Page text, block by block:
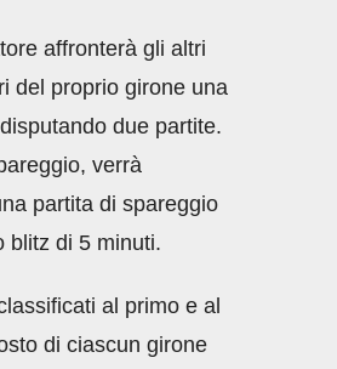
affronterà gli altri
del proprio girone una
due partite.
verrà
partita di spareggio
blitz di 5 minuti.
al primo e al
di ciascun girone